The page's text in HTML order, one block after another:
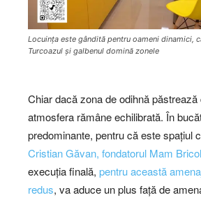
Locuința este gândită pentru oameni dinamici,
Turcoazul și galbenul domină zonele
Chiar dacă zona de odihnă
atmosfera rămâne echilibrată. În
predominante, pentru că este spațiul
Cristian Găvan, fondatorul Mam
execuția finală, pentru această
redus, va aduce un plus față de